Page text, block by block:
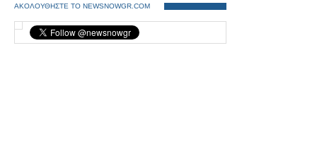
ΑΚΟΛΟΥΘΗΣΤΕ ΤΟ NEWSNOWGR.COM